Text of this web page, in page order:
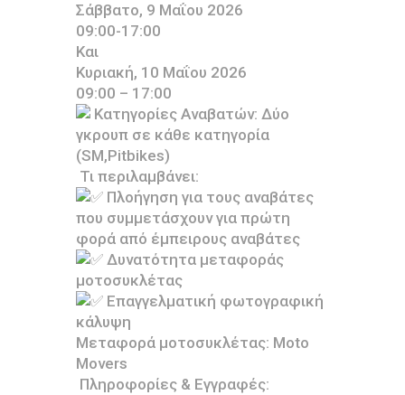
Σάββατο, 9 Μαΐου 2026
09:00-17:00
Και
Κυριακή, 10 Μαΐου 2026
09:00 – 17:00
Κατηγορίες Αναβατών: Δύο
γκρουπ σε κάθε κατηγορία
(SM,Pitbikes)
Τι περιλαμβάνει:
Πλοήγηση για τους αναβάτες
που συμμετάσχουν για πρώτη
φορά από έμπειρους αναβάτες
Δυνατότητα μεταφοράς
μοτοσυκλέτας
Επαγγελματική φωτογραφική
κάλυψη
Μεταφορά μοτοσυκλέτας: Moto
Movers
Πληροφορίες & Εγγραφές: